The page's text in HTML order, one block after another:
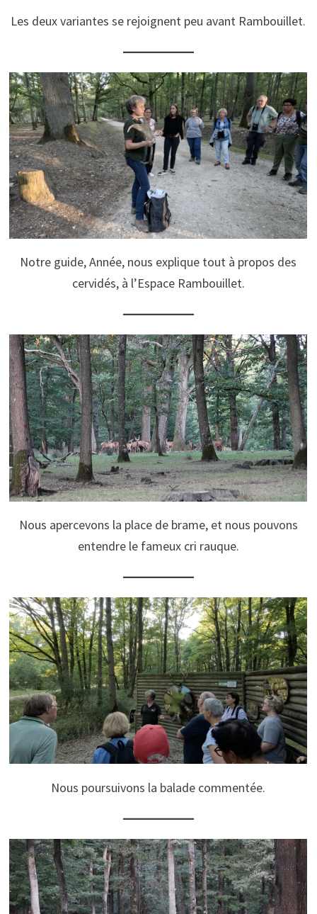
Les deux variantes se rejoignent peu avant Rambouillet.
Notre guide, Année, nous explique tout à propos des
cervidés, à l’Espace Rambouillet.
Nous apercevons la place de brame, et nous pouvons
entendre le fameux cri rauque.
Nous poursuivons la balade commentée.